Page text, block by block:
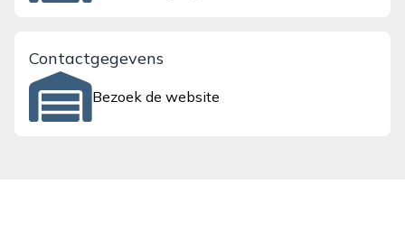
Contactgegevens
Bezoek de website